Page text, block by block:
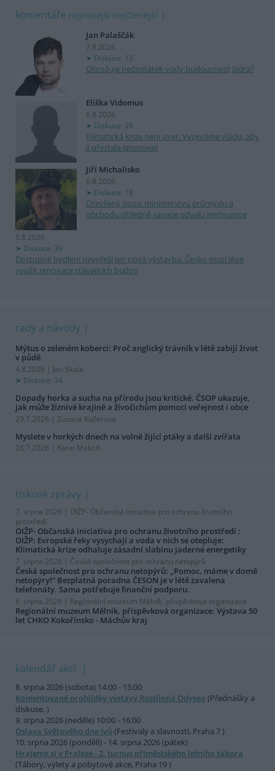
komentáře nejnovější nejčtenější
Jan Palaščák
7.8.2026
Diskuse: 13
Ohrožuje nedostatek vody budoucnost jádra?
Eliška Vidomus
6.8.2026
Diskuse: 29
Klimatická krize není over. Vyzýváme vládu, aby
ji přestala ignorovat
Jiří Michalisko
6.8.2026
Diskuse: 18
Otevřený dopis ministerstvu průmyslu a
obchodu ohledně sanace odvalu Heřmanice
5.8.2026
Diskuse: 39
Dostupné bydlení nevyřeší jen nová výstavba. Česko musí lépe
využít renovace stávajících budov
rady a návody
Mýtus o zeleném koberci: Proč anglický trávník v létě zabíjí život
v půdě
4.8.2026 | Jan Skala
Diskuse: 34
Dopady horka a sucha na přírodu jsou kritické. ČSOP ukazuje,
jak může žíznivé krajině a živočichům pomoci veřejnost i obce
29.7.2026 | Zuzana Kučerová
Myslete v horkých dnech na volně žijící ptáky a další zvířata
28.7.2026 | Karel Makoň
tiskové zprávy
7. srpna 2026 | OIŽP- Občanská iniciativa pro ochranu životního
prostředí
OIŽP- Občanská iniciativa pro ochranu životního prostředí :
OIŽP: Evropské řeky vysychají a voda v nich se otepluje:
Klimatická krize odhaluje zásadní slabinu jaderné energetiky
7. srpna 2026 | Česká společnost pro ochranu netopýrů
Česká společnost pro ochranu netopýrů: „Pomoc, máme v domě
netopýry!“ Bezplatná poradna ČESON je v létě zavalena
telefonáty. Sama potřebuje finanční podporu.
6. srpna 2026 | Regionální muzeum Mělník, příspěvková organizace
Regionální muzeum Mělník, příspěvková organizace: Výstava 50
let CHKO Kokořínsko - Máchův kraj
kalendář akcí
8. srpna 2026 (sobota) 14:00 - 15:00
Komentované prohlídky výstavy Rostlinná Odysea (Přednášky a
diskuse, )
9. srpna 2026 (neděle) 10:00 - 16:00
Oslava Světového dne lvů (Festivaly a slavnosti, Praha 7 )
10. srpna 2026 (pondělí) - 14. srpna 2026 (pátek)
Hrajeme si v Pralese - 2. turnus příměstského letního tábora
(Tábory, výlety a pobytové akce, Praha 19 )